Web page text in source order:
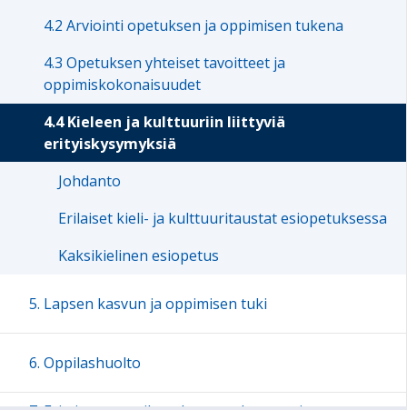
4.2 Arviointi opetuksen ja oppimisen tukena
4.3 Opetuksen yhteiset tavoitteet ja
oppimiskokonaisuudet
4.4 Kieleen ja kulttuuriin liittyviä
erityiskysymyksiä
Johdanto
Erilaiset kieli- ja kulttuuritaustat esiopetuksessa
Kaksikielinen esiopetus
5. Lapsen kasvun ja oppimisen tuki
6. Oppilashuolto